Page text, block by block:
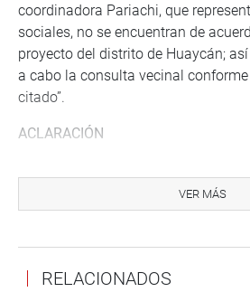
coordinadora Pariachi, que
sociales, no se encuentran de
proyecto del distrito de Huaycán;
a cabo la consulta vecinal
citado”.
ACLARACIÓN
101 votos y 4 abstenciones, un
congresista Anthony Novoa
VER MÁS
RELACIONADOS